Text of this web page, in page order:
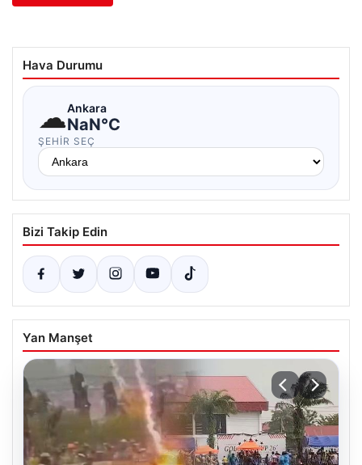
Hava Durumu
☁Ankara
NaN°C
ŞEHIR SEÇ
Bizi Takip Edin
Yan Manşet